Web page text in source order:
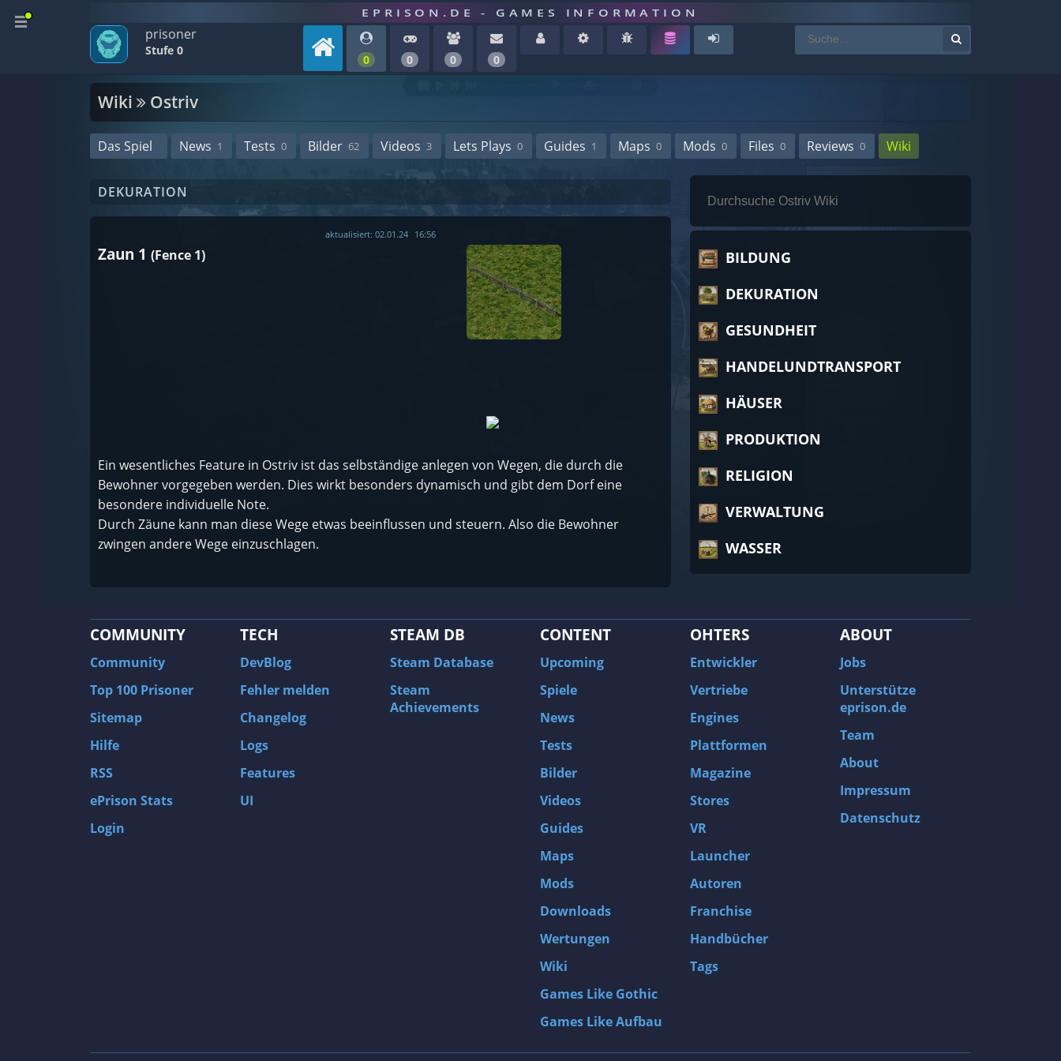
EPRISON.DE - GAMES INFORMATION
prisoner
Stufe 0
0 0 0 0
Wiki Ostriv
Das Spiel News 1 Tests 0 Bilder 62 Videos 3 Lets Plays 0 Guides 1 Maps 0 Mods 0 Files 0 Reviews 0 Wiki
DEKURATION
aktualisiert: 02.01.24 16:56
Zaun 1 (Fence 1)
Ein wesentliches Feature in Ostriv ist das selbständige anlegen von Wegen, die durch die
Bewohner vorgegeben werden. Dies wirkt besonders dynamisch und gibt dem Dorf eine
besondere individuelle Note.
Durch Zäune kann man diese Wege etwas beeinflussen und steuern. Also die Bewohner
zwingen andere Wege einzuschlagen.
BILDUNG
DEKURATION
GESUNDHEIT
HANDELUNDTRANSPORT
HÄUSER
PRODUKTION
RELIGION
VERWALTUNG
WASSER
COMMUNITY
Community
Top 100 Prisoner
Sitemap
Hilfe
RSS
ePrison Stats
Login
TECH
DevBlog
Fehler melden
Changelog
Logs
Features
UI
STEAM DB
Steam Database
Steam
Achievements
CONTENT
Upcoming
Spiele
News
Tests
Bilder
Videos
Guides
Maps
Mods
Downloads
Wertungen
Wiki
Games Like Gothic
Games Like Aufbau
OHTERS
Entwickler
Vertriebe
Engines
Plattformen
Magazine
Stores
VR
Launcher
Autoren
Franchise
Handbücher
Tags
ABOUT
Jobs
Unterstütze
eprison.de
Team
About
Impressum
Datenschutz